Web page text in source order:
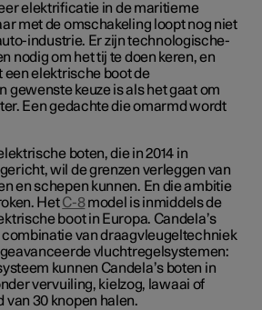
elektrificatie in de maritieme
met de omschakeling loopt nog niet
industrie. Er zijn technologische-
nodig om het tij te doen keren, en
een elektrische boot de
gewenste keuze is als het gaat om
Een gedachte die omarmd wordt
boten, die in 2014 in
wil de grenzen verleggen van
en schepen kunnen. En die ambitie
HetC-8model is inmiddels de
boot in Europa. Candela’s
van draagvleugeltechniek
vluchtregelsystemen:
kunnen Candela’s boten in
vervuiling, kielzog, lawaai of
van 30 knopen halen.